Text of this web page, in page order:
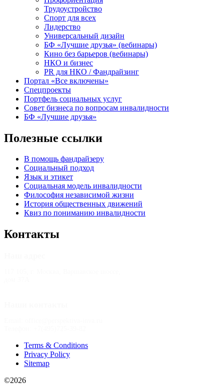
Трудоустройство
Спорт для всех
Лидерство
Универсальный дизайн
БФ «Лучшие друзья» (вебинары)
Кино без барьеров (вебинары)
НКО и бизнес
PR для НКО / Фандрайзинг
Портал «Все включены»
Спецпроекты
Портфель социальных услуг
Совет бизнеса по вопросам инвалидности
БФ «Лучшие друзья»
Полезные ссылки
В помощь фандрайзеру
Социальный подход
Язык и этикет
Социальная модель инвалидности
Философия независимой жизни
История общественных движений
Квиз по пониманию инвалидности
Контакты
Terms & Conditions
Privacy Policy
Sitemap
©2026